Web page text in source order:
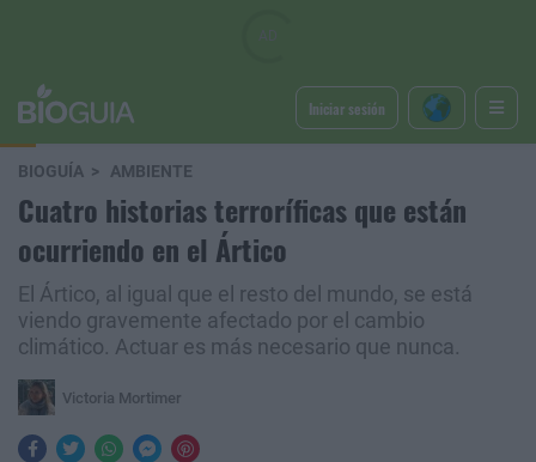
Iniciar sesión
BIOGUÍA AMBIENTE
Cuatro historias terroríficas que están
ocurriendo en el Ártico
El Ártico, al igual que el resto del mundo, se está
viendo gravemente afectado por el cambio
climático. Actuar es más necesario que nunca.
Victoria Mortimer